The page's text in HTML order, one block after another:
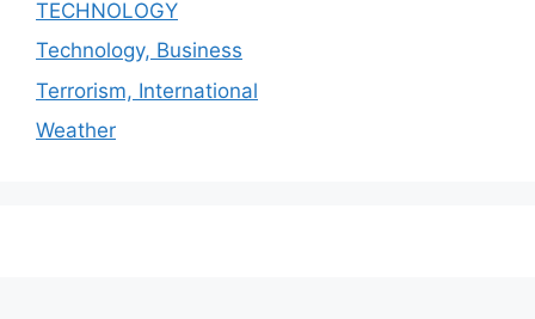
TECHNOLOGY
Technology, Business
Terrorism, International
Weather